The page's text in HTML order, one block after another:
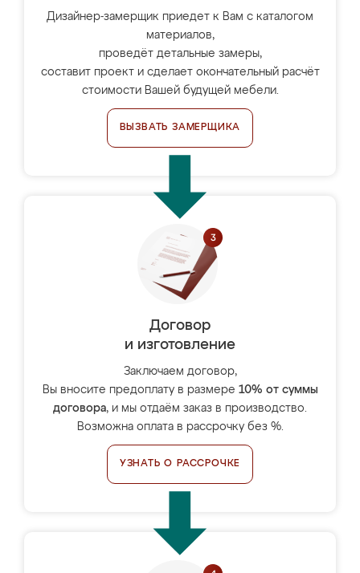
Дизайнер-замерщик приедет к Вам с каталогом
материалов,
проведёт детальные замеры,
составит проект и сделает окончательный расчёт
стоимости Вашей будущей мебели.
ВЫЗВАТЬ ЗАМЕРЩИКА
Договор
и изготовление
Заключаем договор,
Вы вносите предоплату в размере 10% от суммы
договора, и мы отдаём заказ в производство.
Возможна оплата в рассрочку без %.
УЗНАТЬ О РАССРОЧКЕ